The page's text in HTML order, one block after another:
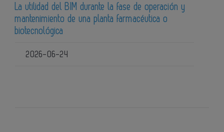
La utilidad del BIM durante la fase de operación y
mantenimiento de una planta farmacéutica o
biotecnológica
2026-06-24